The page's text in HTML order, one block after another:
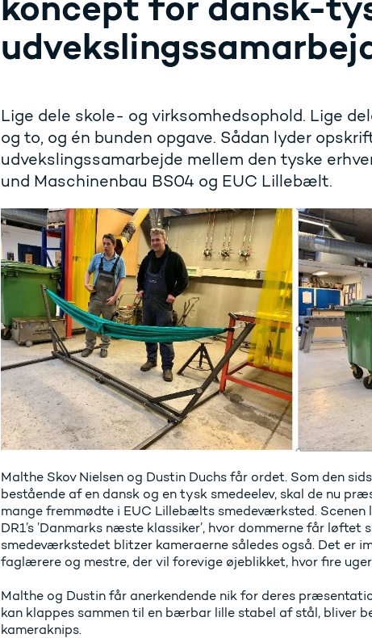
Lige dele skole- og virksomhedsophold. Lige
og to, og én bunden opgave. Sådan lyder
udvekslingssamarbejde mellem den tyske
und Maschinenbau BS04 og EUC Lillebælt.
Malthe Skov Nielsen og Dustin Duchs får ordet. Som den
bestående af en dansk og en tysk smedeelev, skal de nu
mange fremmødte i EUC Lillebælts smedeværksted.
DR1’s ’Danmarks næste klassiker’, hvor dommerne får
smedeværkstedet blitzer kameraerne således også. Det er
faglærere og mestre, der vil forevige øjeblikket, hvor fire
Malthe og Dustin får anerkendende nik for deres
kan klappes sammen til en bærbar lille stabel af stål, bliver
kameraknips.